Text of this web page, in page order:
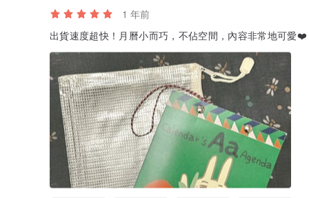
1 年前
出貨速度超快！月曆小而巧，不佔空間，內容非常地可愛